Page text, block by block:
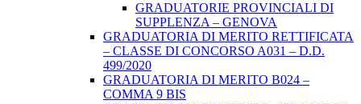
GRADUATORIE PROVINCIALI DI
SUPPLENZA – GENOVA
GRADUATORIA DI MERITO RETTIFICATA
– CLASSE DI CONCORSO A031 – D.D.
499/2020
GRADUATORIA DI MERITO B024 –
COMMA 9 BIS